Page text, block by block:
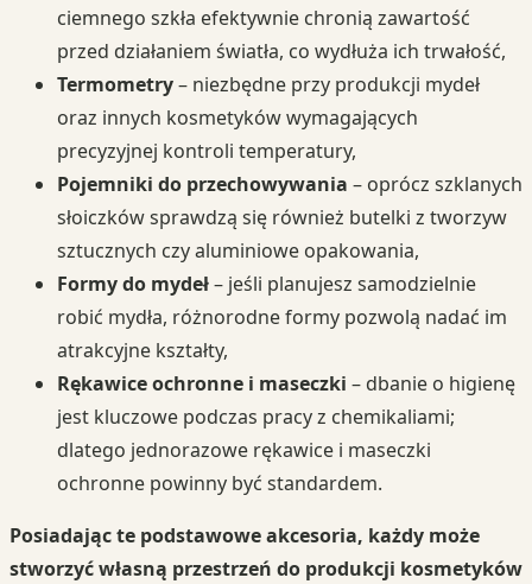
ciemnego szkła efektywnie chronią zawartość
przed działaniem światła, co wydłuża ich trwałość,
Termometry– niezbędne przy produkcji mydeł
oraz innych kosmetyków wymagających
precyzyjnej kontroli temperatury,
Pojemniki do przechowywania – oprócz szklanych
słoiczków sprawdzą się również butelki z tworzyw
sztucznych czy aluminiowe opakowania,
Formy do mydeł– jeśli planujesz samodzielnie
robić mydła, różnorodne formy pozwolą nadać im
atrakcyjne kształty,
Rękawice ochronne i maseczki – dbanie o higienę
jest kluczowe podczas pracy z chemikaliami;
dlatego jednorazowe rękawice i maseczki
ochronne powinny być standardem.
Posiadając te podstawowe akcesoria, każdy może
stworzyć własną przestrzeń do produkcji kosmetyków